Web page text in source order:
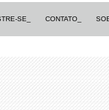
SE_ CONTATO_